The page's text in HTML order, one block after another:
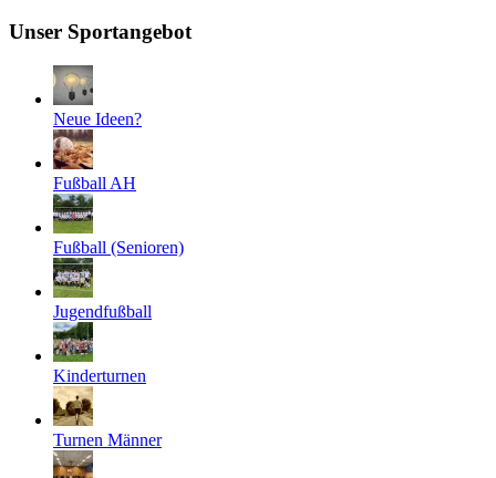
Unser Sportangebot
Neue Ideen?
Fußball AH
Fußball (Senioren)
Jugendfußball
Kinderturnen
Turnen Männer